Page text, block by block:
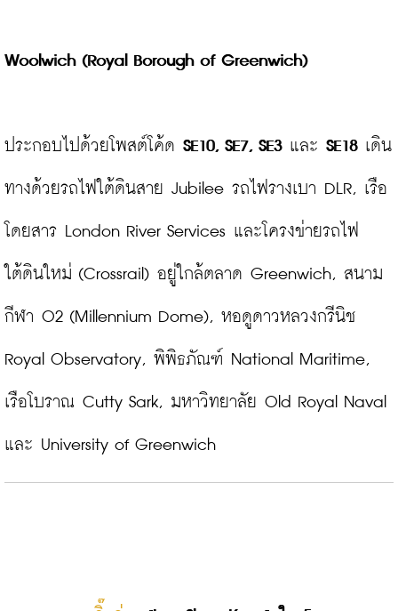
Woolwich (Royal Borough of Greenwich)
ประกอบไปด้วยโพสต์โค้ด SE10, SE7, SE3 และ SE18 เดิน
ทางด้วยรถไฟใต้ดินสาย Jubilee รถไฟรางเบา DLR, เรือ
โดยสาร London River Services และโครงข่ายรถไฟ
ใต้ดินใหม่ (Crossrail) อยู่ใกล้ตลาด Greenwich, สนาม
กีฬา O2 (Millennium Dome), หอดูดาวหลวงกรีนิช
Royal Observatory, พิพิธภัณฑ์ National Maritime,
เรือโบราณ Cutty Sark, มหาวิทยาลัย Old Royal Naval